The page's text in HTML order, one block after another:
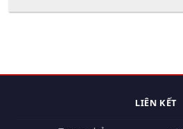
LIÊN KẾT